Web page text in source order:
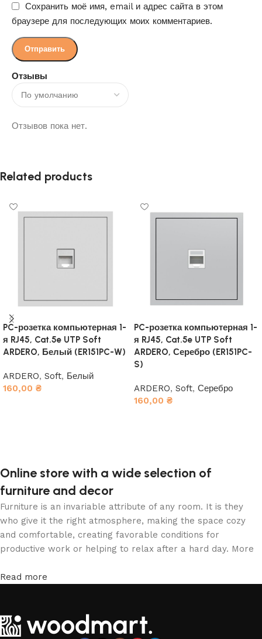
Отзывы
Отзывов пока нет.
Сохранить моё имя, email и адрес сайта в этом
браузере для последующих моих комментариев.
Related products
PC-розетка компьютерная 1-
я RJ45, Cat.5e UTP Soft
ARDERO, Белый (ER151PC-W)
ARDERO, Soft, Белый
160,00 ₴
PC-розетка компьютерная 1-
я RJ45, Cat.5e UTP Soft
ARDERO, Серебро (ER151PC-
S)
ARDERO, Soft, Серебро
160,00 ₴
Online store with a wide selection of
furniture and decor
Furniture is an invariable attribute of any room. It is they
who give it the right atmosphere, making the space cozy
and comfortable, creating favorable conditions for
productive work or helping to relax after a hard day. More
online store, when you can sit down at the computer in your
of furniture: both home and office furniture are available.
Furniture production is a modern form of art
Read more